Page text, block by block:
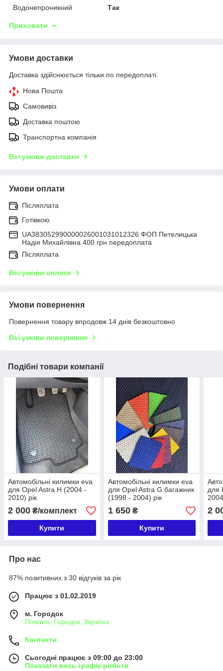
Водонепроникний
Так
Приховати
Умови доставки
Доставка здійснюється тільки по передоплаті.
Нова Пошта
Самовивіз
Доставка поштою
Транспортна компанія
Всі умови доставки
Умови оплати
Післяплата
Готівкою
UA383052990000026001031012326 ФОП Петелицька
Надія Михайлівна 400 грн передоплата
Післяплата
Всі умови оплати
Умови повернення
Повернення товару впродовж 14 днів безкоштовно
Всі умови повернення
Подібні товари компанії
Автомобільні килимки eva
для Opel Astra H (2004 -
2010) рік
2 000 ₴/комплект
Купити
Автомобільні килимки eva
для Opel Astra G багажник
(1998 - 2004) рік
1 650₴
Купити
для
2
Про нас
87% позитивних з 30 відгуків за рік
Працює з 01.02.2019
м. Городок
Повітно, Городок, Україна
Контакти
Сьогодні працює з 09:00 до 23:00
Показати весь графік роботи